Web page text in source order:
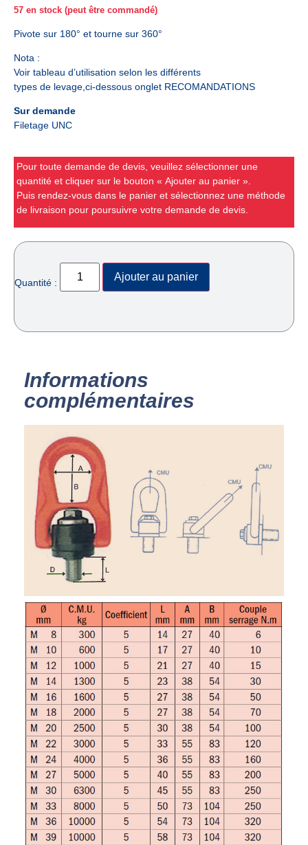
57 en stock (peut être commandé)
Pivote sur 180° et tourne sur 360°
Nota :
Voir tableau d’utilisation selon les différents
types de levage,ci-dessous onglet RECOMANDATIONS
Sur demande
Filetage UNC
Pour toute demande de devis, veuillez sélectionner une
quantité et cliquer sur le bouton « Ajouter au panier ».
Puis rendez-vous dans le panier et sélectionnez une méthode
de livraison pour poursuivre votre demande de devis.
Quantité : Ajouter au panier
Informations
complémentaires